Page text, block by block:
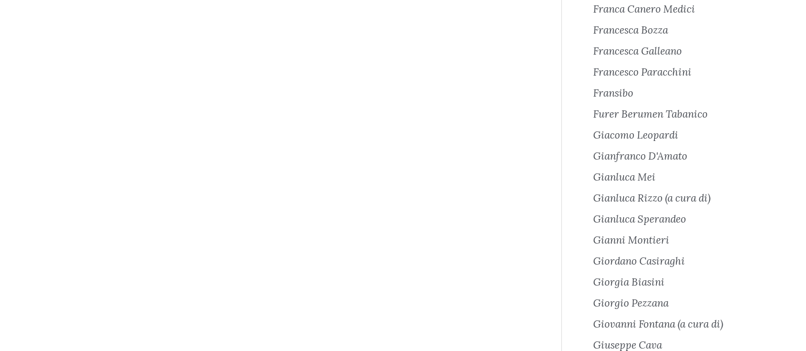
Franca Canero Medici
Francesca Bozza
Francesca Galleano
Francesco Paracchini
Fransibo
Furer Berumen Tabanico
Giacomo Leopardi
Gianfranco D'Amato
Gianluca Mei
Gianluca Rizzo (a cura di)
Gianluca Sperandeo
Gianni Montieri
Giordano Casiraghi
Giorgia Biasini
Giorgio Pezzana
Giovanni Fontana (a cura di)
Giuseppe Cava